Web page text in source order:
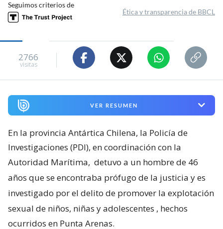
Seguimos criterios de
Ética y transparencia de BBCL
2766
visitas
VER RESUMEN
En la provincia Antártica Chilena, la Policía de
Investigaciones (PDI), en coordinación con la
Autoridad Marítima, detuvo a un hombre de 46
años que se encontraba prófugo de la justicia y es
investigado por el delito de promover la explotación
sexual de niños, niñas y adolescentes , hechos
ocurridos en Punta Arenas.